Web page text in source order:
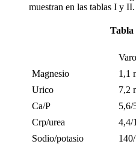
muestran en las tablas I y II.
Tabla
Magnesio
1,1
Urico
7,2
Ca/P
5,6/
Crp/urea
4,4/
Sodio/potasio